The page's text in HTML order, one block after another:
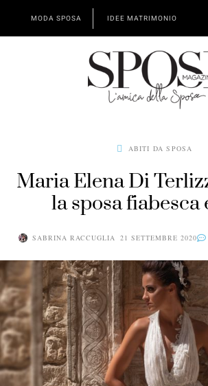
MODA SPOSA IDEE MATRIMONIO
ABITI DA SPOSA
Maria Elena Di
la sposa fiabesca
SABRINA RACCUGLIA 21 SETTEMBRE 2020